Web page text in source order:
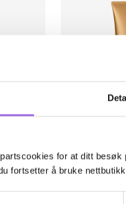
for at ditt
fortsetter å bruke
Fair to
Dove Summer
to Dark Body